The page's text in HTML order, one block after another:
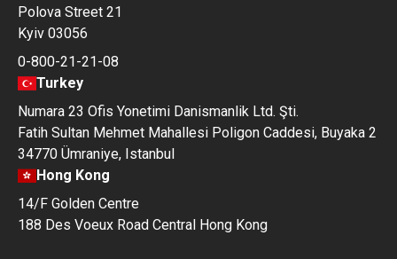
Polova Street 21
Kyiv 03056
0-800-21-21-08
Turkey
Numara 23 Ofis Yonetimi Danismanlik Ltd. Şti.
Fatih Sultan Mehmet Mahallesi Poligon Caddesi, Buyaka 2
34770 Ümraniye, Istanbul
Hong Kong
14/F Golden Centre
188 Des Voeux Road Central Hong Kong